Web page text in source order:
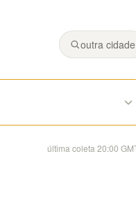
de chance de chuva.
outra cidade
última coleta 20:00